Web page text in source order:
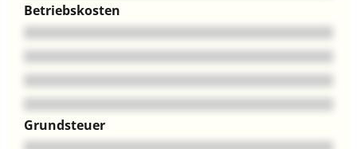
Betriebskosten
Grundsteuer